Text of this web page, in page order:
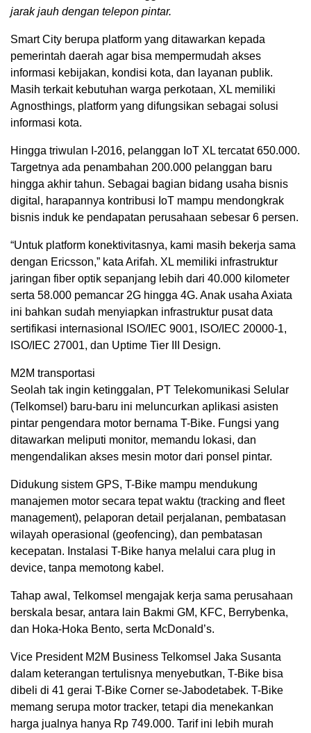
jarak jauh dengan telepon pintar.
Smart City berupa platform yang ditawarkan kepada
pemerintah daerah agar bisa mempermudah akses
informasi kebijakan, kondisi kota, dan layanan publik.
Masih terkait kebutuhan warga perkotaan, XL memiliki
Agnosthings, platform yang difungsikan sebagai solusi
informasi kota.
Hingga triwulan I-2016, pelanggan IoT XL tercatat 650.000.
Targetnya ada penambahan 200.000 pelanggan baru
hingga akhir tahun. Sebagai bagian bidang usaha bisnis
digital, harapannya kontribusi IoT mampu mendongkrak
bisnis induk ke pendapatan perusahaan sebesar 6 persen.
“Untuk platform konektivitasnya, kami masih bekerja sama
dengan Ericsson,” kata Arifah. XL memiliki infrastruktur
jaringan fiber optik sepanjang lebih dari 40.000 kilometer
serta 58.000 pemancar 2G hingga 4G. Anak usaha Axiata
ini bahkan sudah menyiapkan infrastruktur pusat data
sertifikasi internasional ISO/IEC 9001, ISO/IEC 20000-1,
ISO/IEC 27001, dan Uptime Tier III Design.
M2M transportasi
Seolah tak ingin ketinggalan, PT Telekomunikasi Selular
(Telkomsel) baru-baru ini meluncurkan aplikasi asisten
pintar pengendara motor bernama T-Bike. Fungsi yang
ditawarkan meliputi monitor, memandu lokasi, dan
mengendalikan akses mesin motor dari ponsel pintar.
Didukung sistem GPS, T-Bike mampu mendukung
manajemen motor secara tepat waktu (tracking and fleet
management), pelaporan detail perjalanan, pembatasan
wilayah operasional (geofencing), dan pembatasan
kecepatan. Instalasi T-Bike hanya melalui cara plug in
device, tanpa memotong kabel.
Tahap awal, Telkomsel mengajak kerja sama perusahaan
berskala besar, antara lain Bakmi GM, KFC, Berrybenka,
dan Hoka-Hoka Bento, serta McDonald’s.
Vice President M2M Business Telkomsel Jaka Susanta
dalam keterangan tertulisnya menyebutkan, T-Bike bisa
dibeli di 41 gerai T-Bike Corner se-Jabodetabek. T-Bike
memang serupa motor tracker, tetapi dia menekankan
harga jualnya hanya Rp 749.000. Tarif ini lebih murah